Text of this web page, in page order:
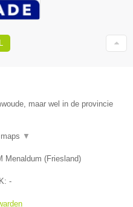
maar wel in de provincie
▼
Menaldum (Friesland)
-